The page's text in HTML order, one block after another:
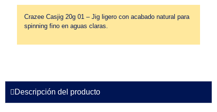
Crazee Casjig 20g 01 – Jig ligero con acabado natural para
spinning fino en aguas claras.
Descripción del producto